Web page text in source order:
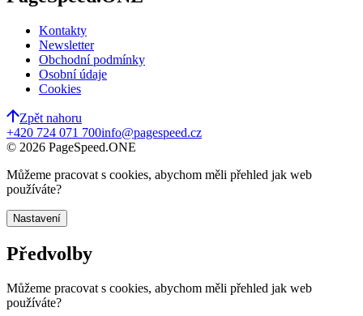
Kontakty
Newsletter
Obchodní podmínky
Osobní údaje
Cookies
Zpět nahoru
+420 724 071 700info@pagespeed.cz
© 2026 PageSpeed.ONE
Můžeme pracovat s cookies, abychom měli přehled jak web
používáte?
Nastavení
Předvolby
Můžeme pracovat s cookies, abychom měli přehled jak web
používáte?